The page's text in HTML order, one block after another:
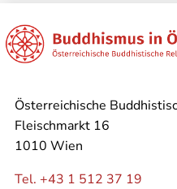
Österreichische
Fleischmarkt 16
1010 Wien
Tel. +43 1 512 37 19